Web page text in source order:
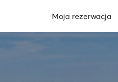
Moja rezerwacja